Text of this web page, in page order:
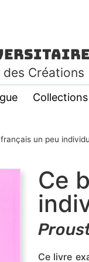
Créations
Collections
un peu
Ce
Ce livre